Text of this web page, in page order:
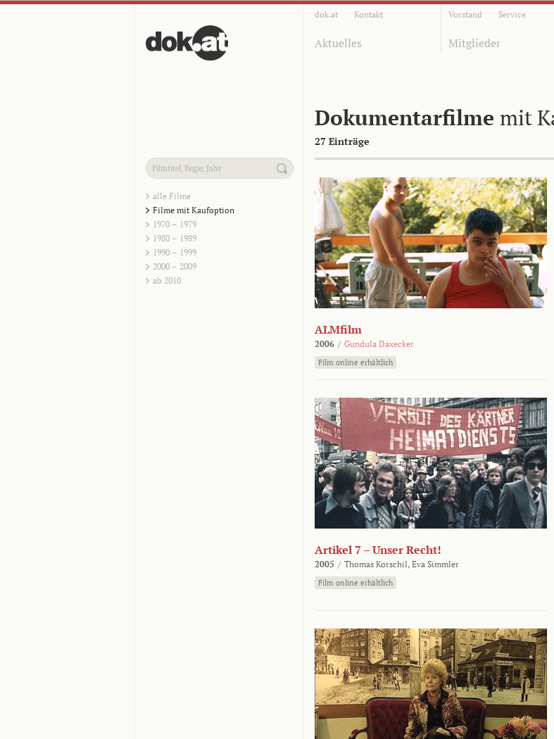
dok.at Kontakt Vorstand Service
Aktuelles Mitglieder
Dokumentarfilme mit
27 Einträge
alle Filme
Filme mit Kaufoption
1970 – 1979
1980 – 1989
1990 – 1999
2000 – 2009
ab 2010
ALMfilm
2006 / Gundula Daxecker
Film online erhältlich
Artikel 7 – Unser Recht!
2005 / Thomas Korschil, Eva Simmler
Film online erhältlich